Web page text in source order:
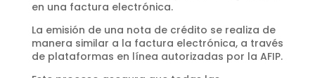
en una factura electrónica.
La emisión de una nota de crédito se realiza de
manera similar a la factura electrónica, a través
de plataformas en línea autorizadas por la AFIP.